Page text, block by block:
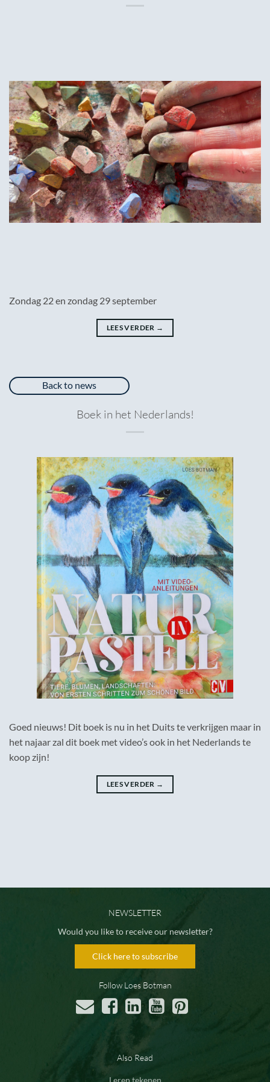
Zondag 22 en zondag 29 september
LEES VERDER →
Back to news
Boek in het Nederlands!
Goed nieuws! Dit boek is nu in het Duits te verkrijgen maar in
het najaar zal dit boek met video’s ook in het Nederlands te
koop zijn!
LEES VERDER →
NEWSLETTER
Would you like to receive our newsletter?
Click here to subscribe
Follow Loes Botman
Also Read
Leren tekenen